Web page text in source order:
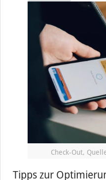
Check-Out,
Tipps zur